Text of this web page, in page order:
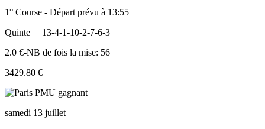
1° Course - Départ prévu à 13:55
Quinte
13-4-1-10-2-7-6-3
2.0 €-NB de fois la mise: 56
3429.80 €
samedi 13 juillet